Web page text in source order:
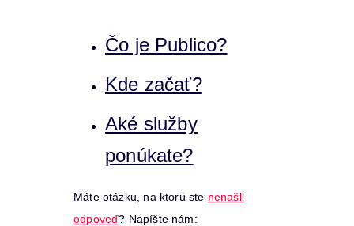
Čo je Publico?
Kde začať?
Aké služby
ponúkate?
Máte otázku, na ktorú ste nenašli
odpoveď? Napíšte nám: